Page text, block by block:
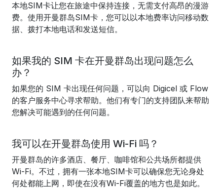
本地SIM卡让您在旅途中保持连接，无需支付高昂的漫游
费。使用开曼群岛SIM卡，您可以以本地费率访问移动数
据、拨打本地电话和发送短信。
如果我的 SIM 卡在开曼群岛出现问题怎么
办？
如果您的 SIM 卡出现任何问题，可以向 Digicel 或 Flow
的客户服务中心寻求帮助。他们有专门的支持团队来帮助
您解决可能遇到的任何问题。
我可以在开曼群岛使用 Wi-Fi 吗？
开曼群岛的许多酒店、餐厅、咖啡馆和公共场所都提供
Wi-Fi。不过，拥有一张本地SIM卡可以确保您无论身处
何处都能上网，即使在没有Wi-Fi覆盖的地方也是如此。